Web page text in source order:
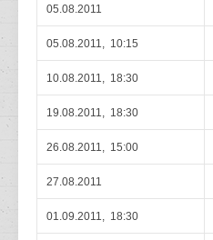
05.08.2011
05.08.2011, 10:15
10.08.2011, 18:30
19.08.2011, 18:30
26.08.2011, 15:00
27.08.2011
01.09.2011, 18:30